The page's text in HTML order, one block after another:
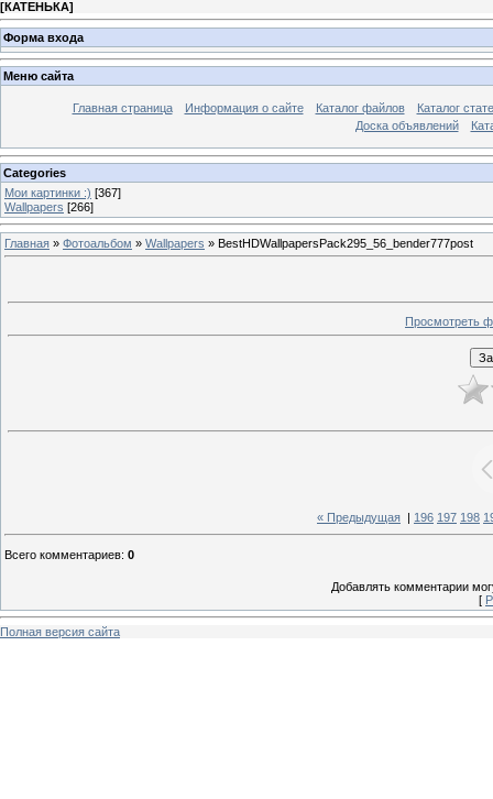
[КАТЕНЬКА]
Форма входа
Меню сайта
Главная страница Информация о сайте Каталог файлов
Каталог
Доска объявлений
Categories
Мои картинки :) [367]
Wallpapers [266]
Главная » Фотоальбом » Wallpapers » BestHDWallpapersPack295_56_bender777post
Просмотреть
« Предыдущая 196 197 198
Всего комментариев: 0
Добавлять комментарии
[
Полная версия сайта